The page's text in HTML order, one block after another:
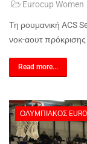
Eurocup Women
Τη ρουμανική ACS
νοκ-αουτ
Read more...
ΟΛΥΜΠΙΑΚΌΣ